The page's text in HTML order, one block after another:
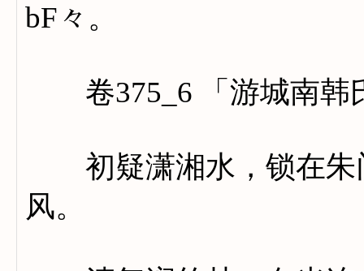
bF々。
卷375_6 「游城南韩
初疑潇湘水，锁在朱
风。